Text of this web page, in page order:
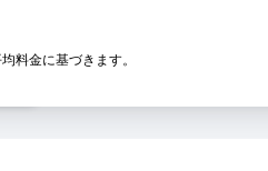
料金に基づきます。